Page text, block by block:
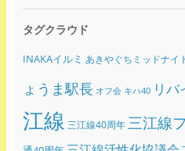
タグクラウド
INAKAイルミ あきやぐちミッドナ
ょうま駅長 オフ会 キハ40 リバ
江線 三江線40周年 三江線